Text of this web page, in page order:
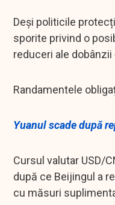
Deși politicile
sporite privind o
reduceri ale
Randamentele
Yuanul scade după
Cursul valutar USD/
după ce Beijingul a
cu măsuri